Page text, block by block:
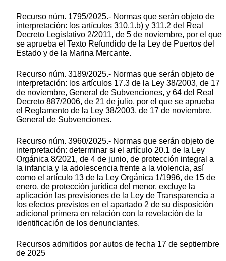
Recurso núm. 1795/2025.- Normas que serán objeto de
interpretación: los artículos 310.1.b) y 311.2 del Real
Decreto Legislativo 2/2011, de 5 de noviembre, por el que
se aprueba el Texto Refundido de la Ley de Puertos del
Estado y de la Marina Mercante.
Recurso núm. 3189/2025.- Normas que serán objeto de
interpretación: los artículos 17.3 de la Ley 38/2003, de 17
de noviembre, General de Subvenciones, y 64 del Real
Decreto 887/2006, de 21 de julio, por el que se aprueba
el Reglamento de la Ley 38/2003, de 17 de noviembre,
General de Subvenciones.
Recurso núm. 3960/2025.- Normas que serán objeto de
interpretación: determinar si el artículo 20.1 de la Ley
Orgánica 8/2021, de 4 de junio, de protección integral a
la infancia y la adolescencia frente a la violencia, así
como el artículo 13 de la Ley Orgánica 1/1996, de 15 de
enero, de protección jurídica del menor, excluye la
aplicación las previsiones de la Ley de Transparencia a
los efectos previstos en el apartado 2 de su disposición
adicional primera en relación con la revelación de la
identificación de los denunciantes.
Recursos admitidos por autos de fecha 17 de septiembre
de 2025